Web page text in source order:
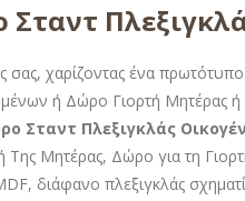
χαρίζοντας ένα
ή Δώρο Γιορτή Μητέρας
Σταντ Πλεξιγκλάς
Μητέρας, Δώρο για τη
διάφανο πλεξιγκλάς